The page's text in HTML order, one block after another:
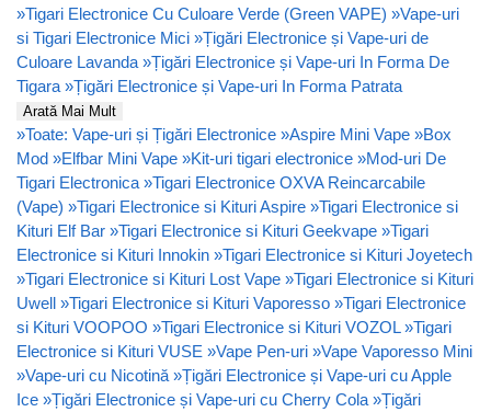
»Tigari Electronice Cu Culoare Verde (Green VAPE) »Vape-uri
si Tigari Electronice Mici »Țigări Electronice și Vape-uri de
Culoare Lavanda »Țigări Electronice și Vape-uri In Forma De
Tigara »Țigări Electronice și Vape-uri In Forma Patrata
Arată Mai Mult
»Toate: Vape-uri și Țigări Electronice »Aspire Mini Vape »Box
Mod »Elfbar Mini Vape »Kit-uri tigari electronice »Mod-uri De
Tigari Electronica »Tigari Electronice OXVA Reincarcabile
(Vape) »Tigari Electronice si Kituri Aspire »Tigari Electronice si
Kituri Elf Bar »Tigari Electronice si Kituri Geekvape »Tigari
Electronice si Kituri Innokin »Tigari Electronice si Kituri Joyetech
»Tigari Electronice si Kituri Lost Vape »Tigari Electronice si Kituri
Uwell »Tigari Electronice si Kituri Vaporesso »Tigari Electronice
si Kituri VOOPOO »Tigari Electronice si Kituri VOZOL »Tigari
Electronice si Kituri VUSE »Vape Pen-uri »Vape Vaporesso Mini
»Vape-uri cu Nicotină »Țigări Electronice și Vape-uri cu Apple
Ice »Țigări Electronice și Vape-uri cu Cherry Cola »Țigări